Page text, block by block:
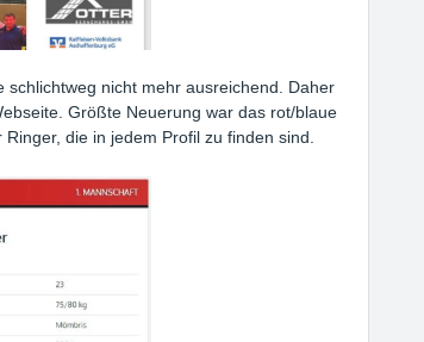
nicht mehr ausreichend. Daher
Größte Neuerung war das rot/blaue
die in jedem Profil zu finden sind.